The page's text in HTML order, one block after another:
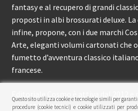
fantasy e al recupero di grandi
proposti in albi brossurati deluxe.
infine, propone, con i due marchi
Arte, eleganti volumi cartonati che
fumetto d’avventura classico
francese.
circa 150 pubblicazioni l’anno.
Questo sito utilizza cookie e tecnologie simili per
procedure (cookie tecnici) e cookie utilizzati per